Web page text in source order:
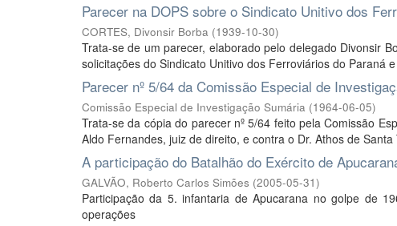
Parecer na DOPS sobre o Sindicato Unitivo dos
CORTES, Divonsir Borba (1939-10-30)
Trata-se de um parecer, elaborado pelo delegado Divonsir
solicitações do Sindicato Unitivo dos Ferroviários do Paraná
Parecer nº 5/64 da Comissão Especial de
Comissão Especial de Investigação Sumária (1964-06-05)
Trata-se da cópia do parecer nº 5/64 feito pela Comissão
Aldo Fernandes, juiz de direito, e contra o Dr. Athos de
A participação do Batalhão do Exército de
GALVÃO, Roberto Carlos Simões (2005-05-31)
Participação da 5. infantaria de Apucarana no golpe de
operações